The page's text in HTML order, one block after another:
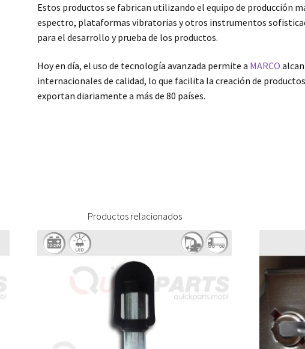
Estos productos se fabrican utilizando el equipo de producción
espectro, plataformas vibratorias y otros instrumentos
para el desarrollo y prueba de los productos.
Hoy en día, el uso de tecnología avanzada permite a MARCO
internacionales de calidad, lo que facilita la creación de
exportan diariamente a más de 80 países.
Productos relacionados